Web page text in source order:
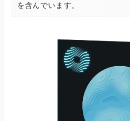
を含んでいます。